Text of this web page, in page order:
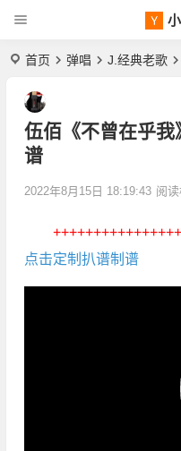
首页 弹唱 J.经典老歌
伍佰《不曾在乎
谱
2022年8月15日 18:19:43 阅
点击定制扒谱制谱